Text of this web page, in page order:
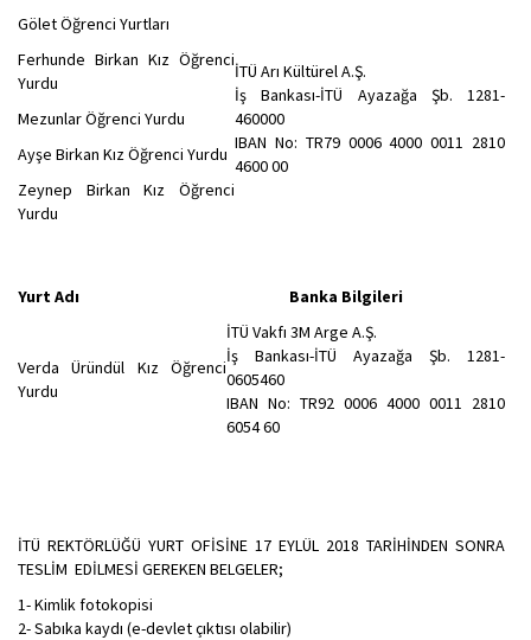
Gölet Öğrenci Yurtları
İTÜ Arı Kültürel A.Ş.
İş Bankası-İTÜ Ayazağa Şb. 1281-
460000
IBAN No: TR79 0006 4000 0011 2810
4600 00
Ferhunde Birkan Kız Öğrenci
Yurdu
Mezunlar Öğrenci Yurdu
Ayşe Birkan Kız Öğrenci Yurdu
Zeynep Birkan Kız Öğrenci
Yurdu
Yurt Adı Banka Bilgileri
Verda Üründül Kız Öğrenci
Yurdu
İTÜ Vakfı 3M Arge A.Ş.
İş Bankası-İTÜ Ayazağa Şb. 1281-
0605460
IBAN No: TR92 0006 4000 0011 2810
6054 60
İTÜ REKTÖRLÜĞÜ YURT OFİSİNE 17 EYLÜL 2018 TARİHİNDEN SONRA
TESLİM EDİLMESİ GEREKEN BELGELER;
1- Kimlik fotokopisi
2- Sabıka kaydı (e-devlet çıktısı olabilir)